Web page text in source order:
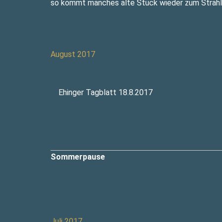
so kommt manches alte Stück wieder zum
August 2017
Ehinger Tagblatt 18.8.2017
Sommerpause